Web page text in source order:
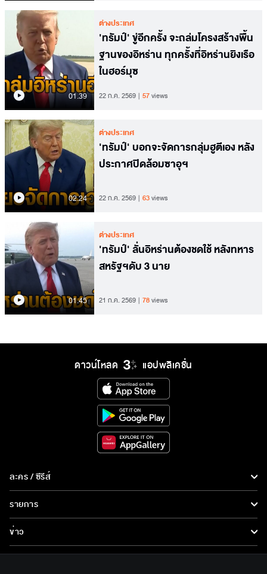
01.39
ต่างประเทศ
'ทรัมป์' ขู่อีกครั้ง จะถล่มโครงสร้างพื้น
ฐานของอิหร่าน ทุกครั้งที่อิหร่านยิงเรือ
ในฮอร์มุซ
22 ก.ค. 2569 57views
02.24
ต่างประเทศ
'ทรัมป์' บอกจะจัดการกลุ่มฮูตีเอง หลัง
ประกาศปิดล้อมซาอุฯ
22 ก.ค. 2569 63views
01.45
ต่างประเทศ
'ทรัมป์' ลั่นอิหร่านต้องชดใช้ หลังทหาร
สหรัฐฯดับ 3 นาย
21 ก.ค. 2569 78views
ดาวน์โหลด แอปพลิเคชั่น
ละคร / ซีรีส์
ซีรีส์นานาชาติ
การ์ตูน & เกม
รายการ
ข่าว